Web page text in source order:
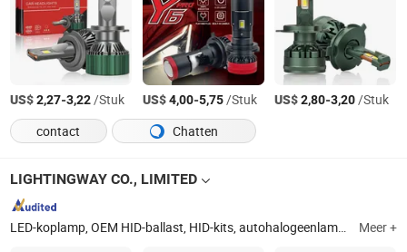
US$2,27-3,22/Stuk US$4,00-5,75/Stuk US$2,80-3,20/Stuk
contact
Chatten
LIGHTINGWAY CO., LIMITED
LED-koplamp, OEM HID-ballast, HID-kits, autohalogeenlamp, autoverlichting, LED-besturingsunit ballast, auto LED-lamp, HID xenonlamp, Jeep LED-koplamp, motorfiets LED-verlichting Meer +